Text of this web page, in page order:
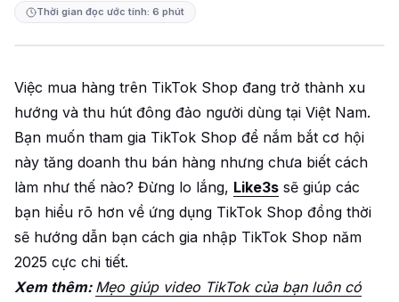
Thời gian đọc ước tính: 6 phút
Việc mua hàng trên TikTok Shop đang trở thành xu
hướng và thu hút đông đảo người dùng tại Việt Nam.
Bạn muốn tham gia TikTok Shop để nắm bắt cơ hội
này tăng doanh thu bán hàng nhưng chưa biết cách
làm như thế nào? Đừng lo lắng, Like3s sẽ giúp các
bạn hiểu rõ hơn về ứng dụng TikTok Shop đồng thời
sẽ hướng dẫn bạn cách gia nhập TikTok Shop năm
2025 cực chi tiết.
Xem thêm: Mẹo giúp video TikTok của bạn luôn có